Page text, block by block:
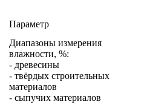
Параметр
Диапазоны измерения
влажности, %:
- древесины
- твёрдых строительных
материалов
- сыпучих материалов